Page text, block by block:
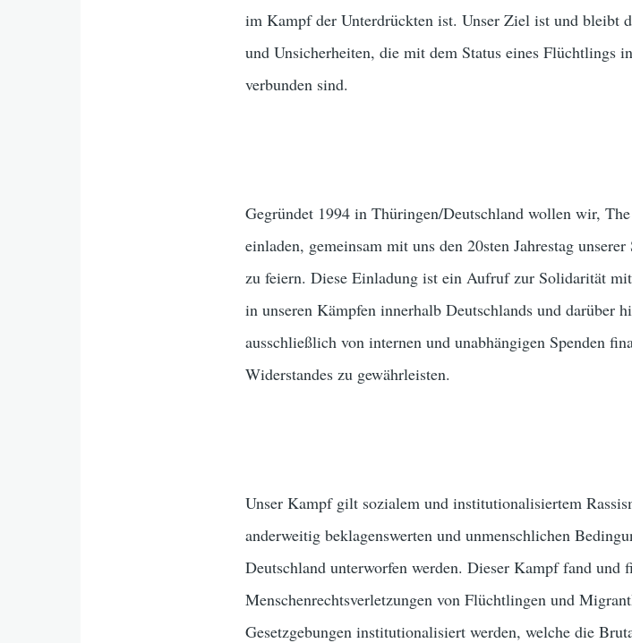
im Kampf der Unterdrückten ist. Unser Ziel ist und bleibt
und Unsicherheiten, die mit dem Status eines Flüchtlings
verbunden sind.
Gegründet 1994 in Thüringen/Deutschland wollen wir,
einladen, gemeinsam mit uns den 20sten Jahrestag
zu feiern. Diese Einladung ist ein Aufruf zur Solidarität
in unseren Kämpfen innerhalb Deutschlands und darüber
ausschließlich von internen und unabhängigen Spenden
Widerstandes zu gewährleisten.
Unser Kampf gilt sozialem und institutionalisiertem
anderweitig beklagenswerten und unmenschlichen
Deutschland unterworfen werden. Dieser Kampf fand und
Menschenrechtsverletzungen von Flüchtlingen und
Gesetzgebungen institutionalisiert werden, welche die